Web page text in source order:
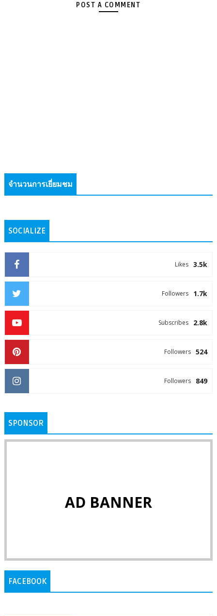
POST A COMMENT
จำนวนการเยี่ยมชม
SOCIALIZE
3.5k
Likes
1.7k
Followers
2.8k
Subscribes
524
Followers
849
Followers
SPONSOR
AD BANNER
FACEBOOK